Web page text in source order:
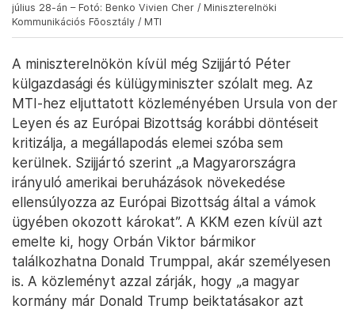
július 28-án – Fotó: Benko Vivien Cher / Miniszterelnöki
Kommunikációs Fõosztály / MTI
A miniszterelnökön kívül még Szijjártó Péter
külgazdasági és külügyminiszter szólalt meg. Az
MTI-hez eljuttatott közleményében Ursula von der
Leyen és az Európai Bizottság korábbi döntéseit
kritizálja, a megállapodás elemei szóba sem
kerülnek. Szijjártó szerint „a Magyarországra
irányuló amerikai beruházások növekedése
ellensúlyozza az Európai Bizottság által a vámok
ügyében okozott károkat”. A KKM ezen kívül azt
emelte ki, hogy Orbán Viktor bármikor
találkozhatna Donald Trumppal, akár személyesen
is. A közleményt azzal zárják, hogy „a magyar
kormány már Donald Trump beiktatásakor azt